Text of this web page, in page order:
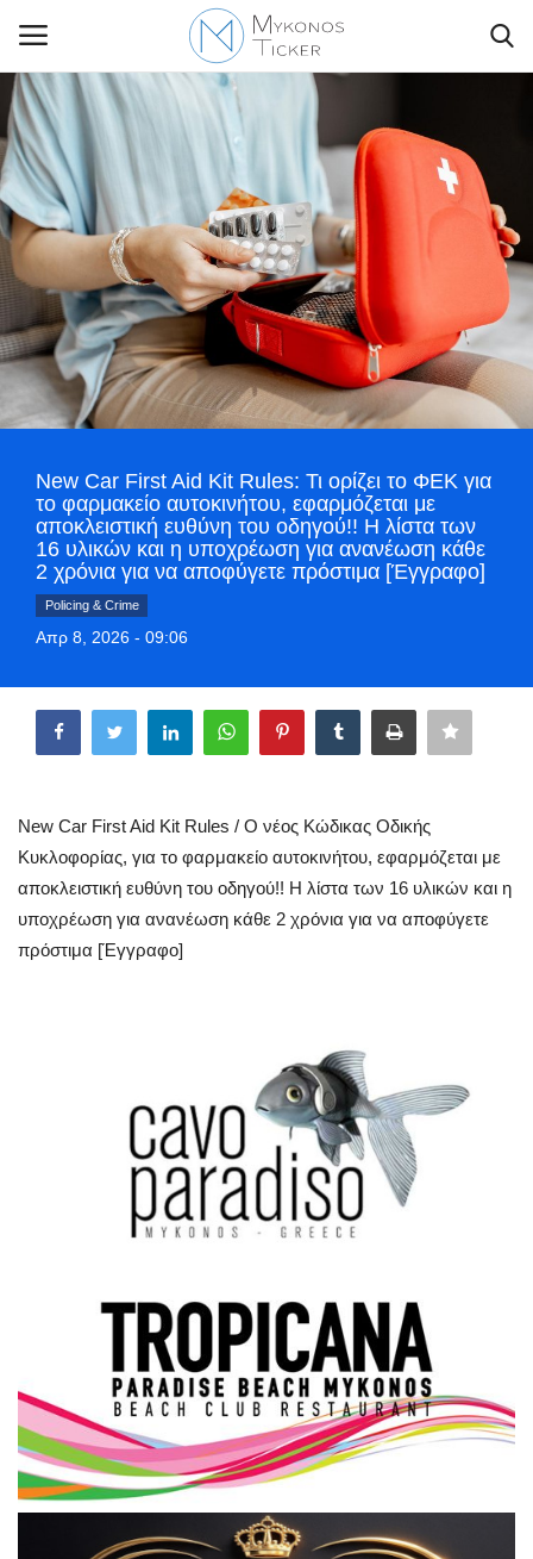
Contact Us
Politique
Business
Travel
World
Style Adorés
Greece
Entertainment
Mykonos
Sport
Sustainability
Science & Tech
Aegean Islands
Σεβασμιώτατος Δωρόθεος Β’
Opinion + Analysis
L’Art des Sens
All News
New Car First Aid Kit Rules: Τι ορίζει το ΦΕΚ για
το φαρμακείο αυτοκινήτου, εφαρμόζεται με
αποκλειστική ευθύνη του οδηγού!! Η λίστα των
16 υλικών και η υποχρέωση για ανανέωση κάθε
2 χρόνια για να αποφύγετε πρόστιμα [Έγγραφο]
Policing & Crime
Απρ 8, 2026 - 09:06
New Car First Aid Kit Rules / Ο νέος Κώδικας Οδικής
Κυκλοφορίας, για το φαρμακείο αυτοκινήτου, εφαρμόζεται με
αποκλειστική ευθύνη του οδηγού!! Η λίστα των 16 υλικών και η
υποχρέωση για ανανέωση κάθε 2 χρόνια για να αποφύγετε
πρόστιμα [Έγγραφο]